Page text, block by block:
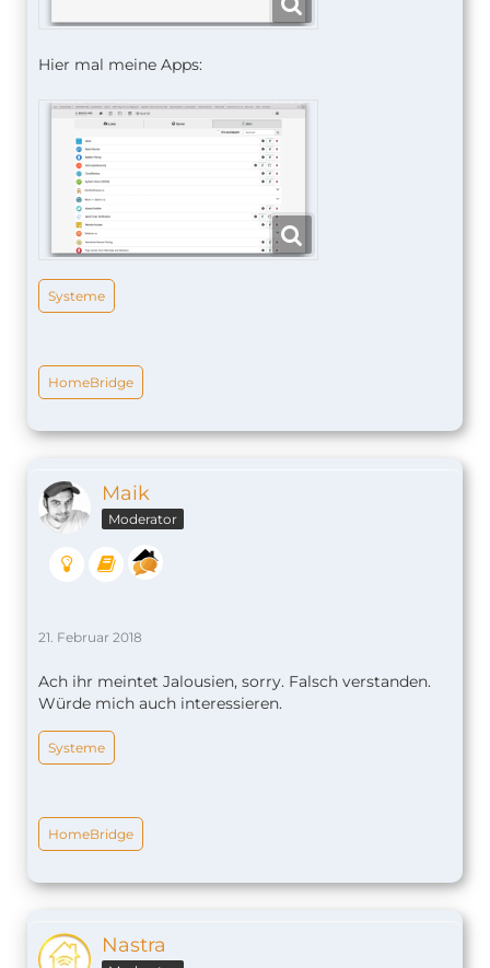
Hier mal meine Apps:
Systeme
HomeBridge
Maik
Moderator
21. Februar 2018
Ach ihr meintet Jalousien, sorry. Falsch verstanden.
Würde mich auch interessieren.
Systeme
HomeBridge
Nastra